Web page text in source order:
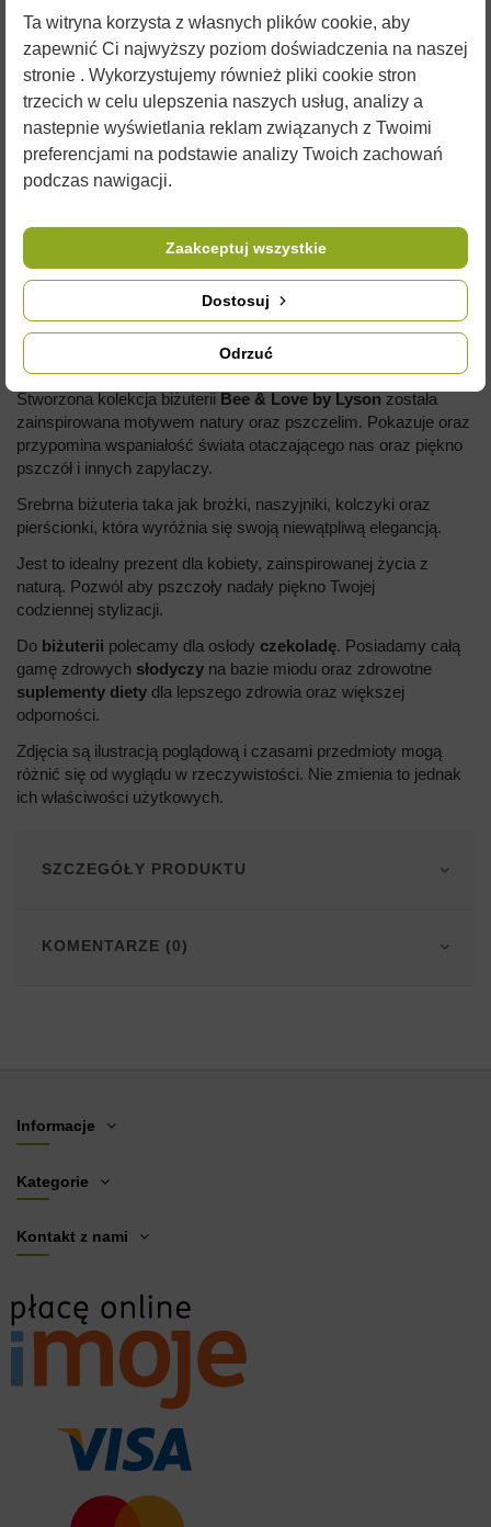
OPIS
KOLCZYKI - HEXAGON WYPEŁNIONY - SREBRO
POZŁACANE
Próba : Srebro 925
Szerokość: 1,05cm
Waga: 0,84g
Logo tył.
Stworzona kolekcja biżuterii Bee & Love by Lyson została
zainspirowana motywem natury oraz pszczelim. Pokazuje oraz
przypomina wspaniałość świata otaczającego nas oraz piękno
pszczół i innych zapylaczy.
Srebrna biżuteria taka jak brożki, naszyjniki, kolczyki oraz
pierścionki, która wyróżnia się swoją niewątpliwą elegancją.
Jest to idealny prezent dla kobiety, zainspirowanej życia z
naturą. Pozwól aby pszczoły nadały piękno Twojej
codziennej stylizacji.
Do biżuterii polecamy dla osłody czekoladę. Posiadamy całą
gamę zdrowych słodyczy na bazie miodu oraz zdrowotne
suplementy diety dla lepszego zdrowia oraz większej
odporności.
Zdjęcia są ilustracją poglądową i czasami przedmioty mogą
różnić się od wyglądu w rzeczywistości. Nie zmienia to jednak
ich właściwości użytkowych.
SZCZEGÓŁY PRODUKTU
KOMENTARZE (0)
Informacje
Kategorie
Kontakt z nami
Ta witryna korzysta z własnych plików cookie, aby
zapewnić Ci najwyższy poziom doświadczenia na naszej
stronie . Wykorzystujemy również pliki cookie stron
trzecich w celu ulepszenia naszych usług, analizy a
nastepnie wyświetlania reklam związanych z Twoimi
preferencjami na podstawie analizy Twoich zachowań
podczas nawigacji.
Odrzuć
Dostosuj
Zaakceptuj wszystkie